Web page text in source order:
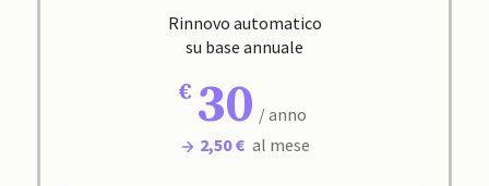
Rinnovo automatico
su base annuale
30 / anno
2,50 € al mese